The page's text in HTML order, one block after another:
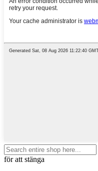
för att stänga